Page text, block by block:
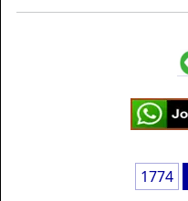
1774